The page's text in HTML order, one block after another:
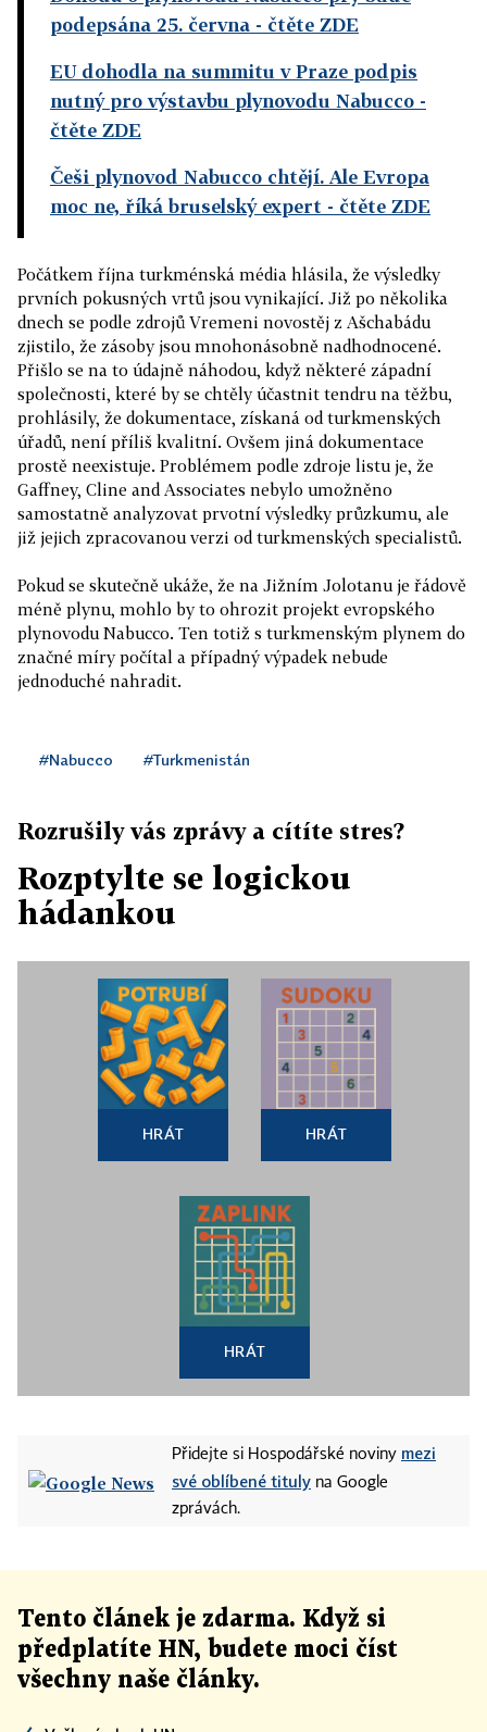
podepsána 25. června - čtěte ZDE
EU dohodla na summitu v Praze podpis
nutný pro výstavbu plynovodu Nabucco -
čtěte ZDE
Češi plynovod Nabucco chtějí. Ale Evropa
moc ne, říká bruselský expert - čtěte ZDE
Počátkem října turkménská média hlásila, že výsledky
prvních pokusných vrtů jsou vynikající. Již po několika
dnech se podle zdrojů Vremeni novostěj z Ašchabádu
zjistilo, že zásoby jsou mnohonásobně nadhodnocené.
Přišlo se na to údajně náhodou, když některé západní
společnosti, které by se chtěly účastnit tendru na těžbu,
prohlásily, že dokumentace, získaná od turkmenských
úřadů, není příliš kvalitní. Ovšem jiná dokumentace
prostě neexistuje. Problémem podle zdroje listu je, že
Gaffney, Cline and Associates nebylo umožněno
samostatně analyzovat prvotní výsledky průzkumu, ale
již jejich zpracovanou verzi od turkmenských specialistů.
Pokud se skutečně ukáže, že na Jižním Jolotanu je řádově
méně plynu, mohlo by to ohrozit projekt evropského
plynovodu Nabucco. Ten totiž s turkmenským plynem do
značné míry počítal a případný výpadek nebude
jednoduché nahradit.
#Nabucco #Turkmenistán
Rozrušily vás zprávy a cítíte stres?
Rozptylte se logickou
hádankou
HRÁT HRÁT
HRÁT
Přidejte si Hospodářské noviny mezi
své oblíbené tituly na Google
zprávách.
Tento článek je zdarma. Když si
předplatíte HN, budete moci číst
všechny naše články.